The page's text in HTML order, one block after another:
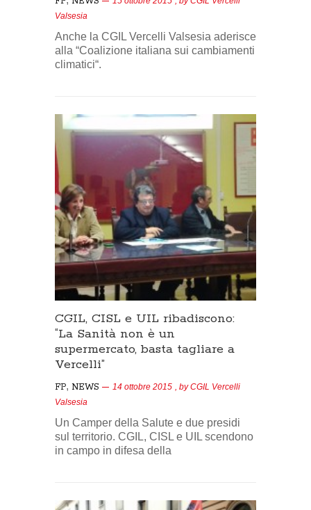
Valsesia
Anche la CGIL Vercelli Valsesia aderisce
alla “Coalizione italiana sui cambiamenti
climatici“.
CGIL, CISL e UIL ribadiscono:
“La Sanità non è un
supermercato, basta tagliare a
Vercelli”
FP, NEWS 14 ottobre 2015 , byCGIL Vercelli
Valsesia
Un Camper della Salute e due presidi
sul territorio. CGIL, CISL e UIL scendono
in campo in difesa della